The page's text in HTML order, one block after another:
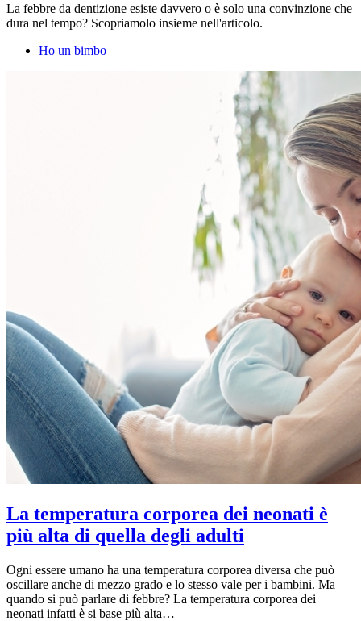
La febbre da dentizione esiste davvero o è solo una convinzione che
dura nel tempo? Scopriamolo insieme nell'articolo.
Ho un bimbo
La temperatura corporea dei neonati è
più alta di quella degli adulti
Ogni essere umano ha una temperatura corporea diversa che può
oscillare anche di mezzo grado e lo stesso vale per i bambini. Ma
quando si può parlare di febbre? La temperatura corporea dei
neonati infatti è si base più alta…